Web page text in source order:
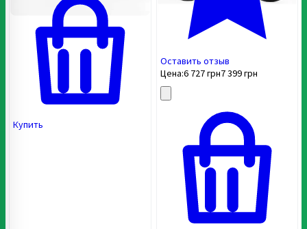
Купить
Оставить отзыв
Цена:6 727грн7 399грн